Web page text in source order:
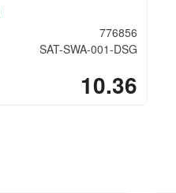
776856
SAT-SWA-001-DSG
10.36